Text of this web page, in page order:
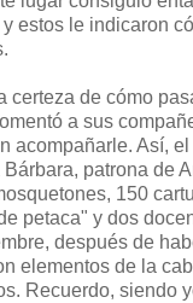
estos le indicaron
certeza de cómo
a sus
acompañarle. Así,
patrona de
150
petaca" y dos
después de
elementos de la
Recuerdo, siendo